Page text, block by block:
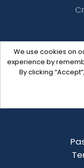
We use cookies on
experience by
By clicking